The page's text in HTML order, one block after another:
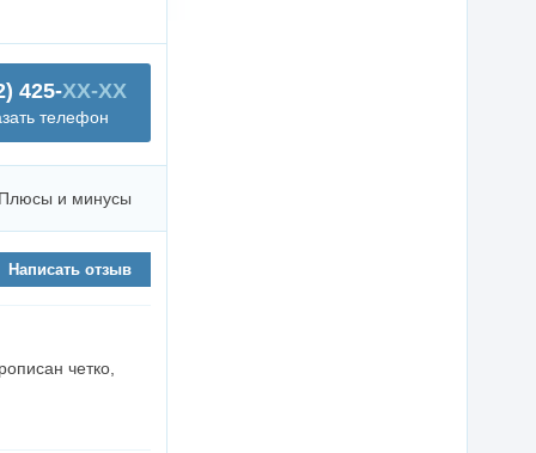
425-XX-XX
телефон
Плюсы и минусы
Написать отзыв
четко,